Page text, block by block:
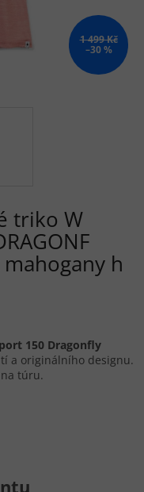
1 499 Kč
–30 %
triko W
mahogany h
150 Dragonfly
a originálního designu.
túru.